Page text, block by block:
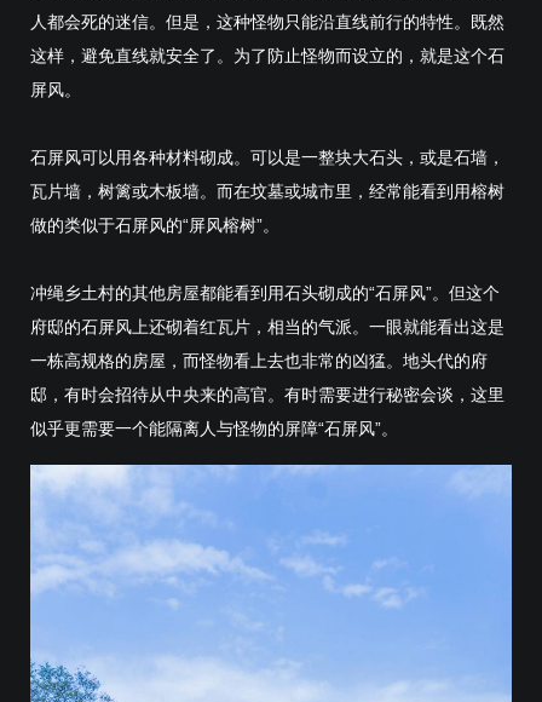
人都会死的迷信。但是，这种怪物只能沿直线前行的特性。既然
这样，避免直线就安全了。为了防止怪物而设立的，就是这个石
屏风。
石屏风可以用各种材料砌成。可以是一整块大石头，或是石墙，
瓦片墙，树篱或木板墙。而在坟墓或城市里，经常能看到用榕树
做的类似于石屏风的“屏风榕树”。
冲绳乡土村的其他房屋都能看到用石头砌成的“石屏风”。但这个
府邸的石屏风上还砌着红瓦片，相当的气派。一眼就能看出这是
一栋高规格的房屋，而怪物看上去也非常的凶猛。地头代的府
邸，有时会招待从中央来的高官。有时需要进行秘密会谈，这里
似乎更需要一个能隔离人与怪物的屏障“石屏风”。